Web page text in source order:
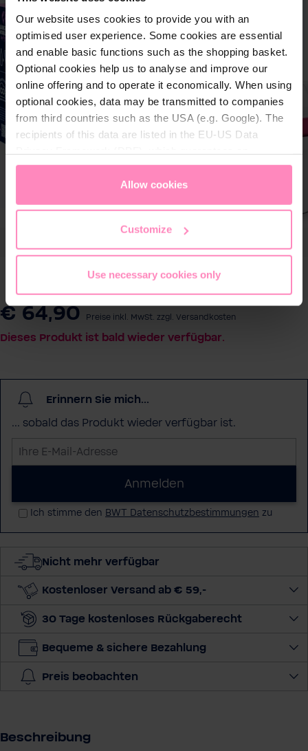
Our website uses cookies to provide you with an
optimised user experience. Some cookies are essential
and enable basic functions such as the shopping basket.
Optional cookies help us to analyse and improve our
online offering and to operate it economically. When using
optional cookies, data may be transmitted to companies
from third countries such as the USA (e.g. Google). The
recipients of this data are listed in the EU-US Data
appropriate level of data protection. You canaccept all
only allow necessary cookies
access and change your chosen setting at any time in
Allow cookies
Customize
Use necessary cookies only
€ 64,90 Preise inkl. MwSt. zzgl. Versandkosten
Dieses Produkt ist bald wieder verfügbar.
Erinnern Sie mich...
... sobald das Produkt wieder verfügbar ist.
h
-
a
Anmelden
Ich stimme den BWT Datenschutzbestimmungen zu
Nicht mehr verfügbar
Kostenloser Versand ab € 59,-
30 Tage kostenloses Rückgaberecht
Bequeme & sichere Bezahlung
Preis beobachten
Beschreibung